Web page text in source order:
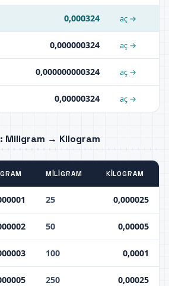
0,000324 aç →
0,000000324 aç →
0,000000000324 aç →
0,00000324 aç →
Miligram → Kilogram
MILIGRAM KILOGRAM
25 0,000025
50 0,00005
100 0,0001
250 0,00025